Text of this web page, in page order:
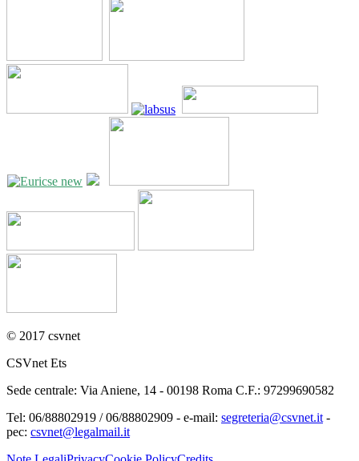
© 2017 csvnet
CSVnet Ets
Sede centrale: Via Aniene, 14 - 00198 Roma C.F.: 97299690582
Tel: 06/88802919 / 06/88802909 - e-mail: segreteria@csvnet.it -
pec: csvnet@legalmail.it